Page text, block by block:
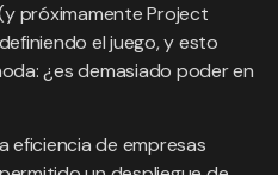
próximamente Project
el juego, y esto
¿es demasiado poder en
eficiencia de empresas